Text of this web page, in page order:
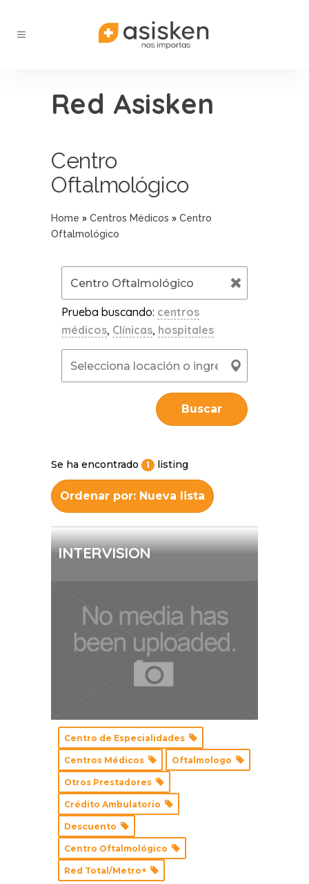
Red Asisken
Centro
Oftalmológico
Home » Centros Médicos » Centro
Oftalmológico
Prueba buscando: centros
médicos, Clínicas, hospitales
Buscar
Se ha encontrado 1 listing
Ordenar por: Nueva lista
INTERVISION
Centro de Especialidades
Centros Médicos Oftalmologo
Otros Prestadores
Crédito Ambulatorio
Descuento
Centro Oftalmológico
Red Total/Metro+